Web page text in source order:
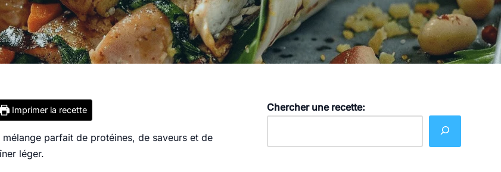
Imprimer la recette
parfait de protéines, de saveurs et de
léger.
Chercher une recette: